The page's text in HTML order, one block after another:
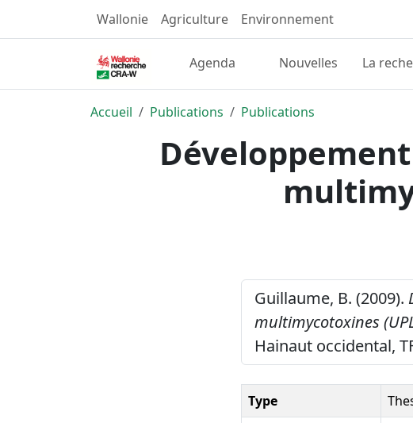
Wallonie Agriculture Environnement
Agenda Nouvelles La
Accueil Publications Publications
Guillaume, B. (2009).
multimycotoxines
Hainaut occidental,
Type